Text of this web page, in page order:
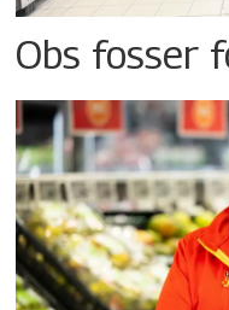
Obs fosser